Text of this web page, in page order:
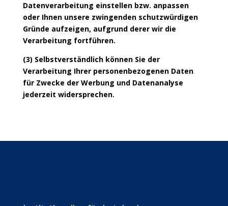
Datenverarbeitung einstellen bzw. anpassen
oder Ihnen unsere zwingenden schutzwürdigen
Gründe aufzeigen, aufgrund derer wir die
Verarbeitung fortführen.
(3) Selbstverständlich können Sie der
Verarbeitung Ihrer personenbezogenen Daten
für Zwecke der Werbung und Datenanalyse
jederzeit widersprechen.